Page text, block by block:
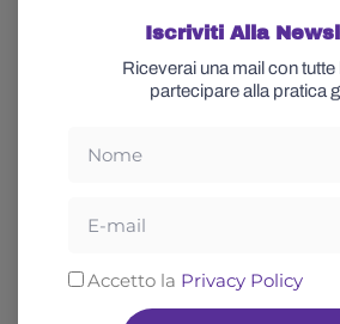
Glossario
Cos’è lo yoga
Spiritualità
Rilassamento
Abbonati
Blog
Iscriviti Alla
Riceverai una mail con tutte
partecipare alla pratica
Privacy
Accetto la Privacy Policy